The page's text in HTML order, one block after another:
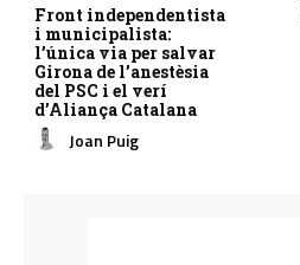
Front independentista
i municipalista:
l’única via per salvar
Girona de l’anestèsia
del PSC i el verí
d’Aliança Catalana
Joan Puig